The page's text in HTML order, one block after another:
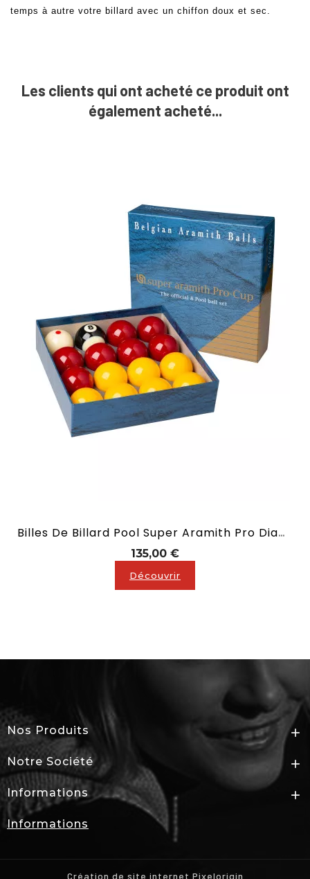
temps à autre votre billard avec un chiffon doux et sec.
Les clients qui ont acheté ce produit ont
également acheté...
Billes De Billard Pool Super Aramith Pro Diamètre 50,8 Mm
135,00 €Prix
Découvrir
Nos Produits 
Notre Société 
Informations 
Informations
Création de site internet Pixelorigin